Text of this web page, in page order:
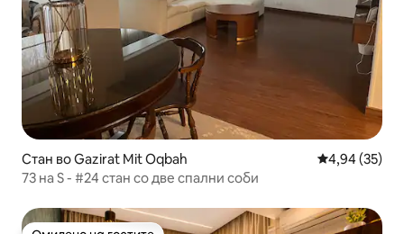
Стан во Gazirat Mit Oqbah Просечна
4,94 (35)
73 на S - #24 стан со две спални соби